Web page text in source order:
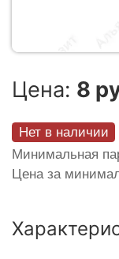
Цена: 8
Нет в наличии
Минимальная
Цена за